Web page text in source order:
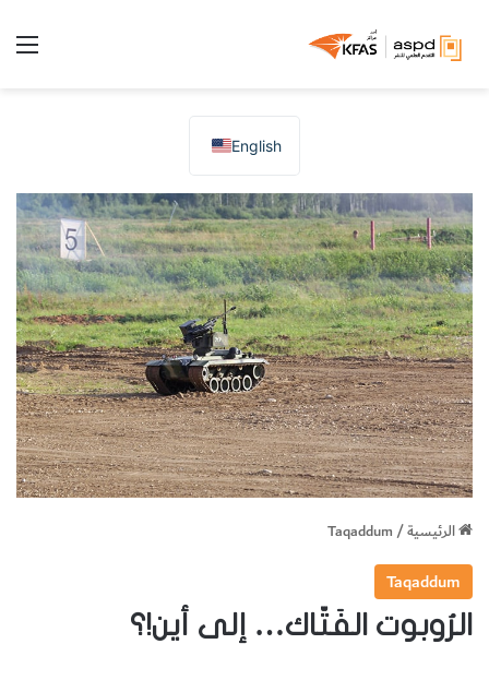
English
الرئيسية/
Taqaddum
Taqaddum
الرُوبوت الفَتّاك… إلى أين!؟